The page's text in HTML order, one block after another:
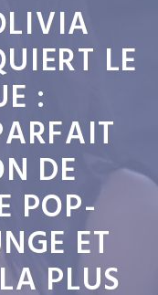
LE
:
DE
POP-
ET
PLUS